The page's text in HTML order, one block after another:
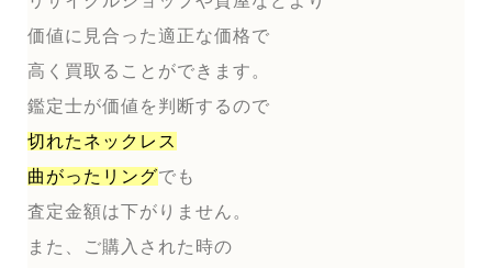
価値に見合った適正な価格で
高く買取ることができます。
鑑定士が価値を判断するので
切れたネックレス
曲がったリングでも
査定金額は下がりません。
また、ご購入された時の